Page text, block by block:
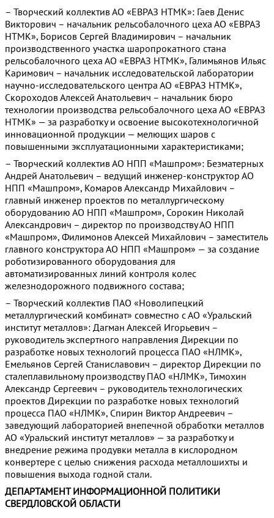
– Творческий коллектив АО «ЕВРАЗ НТМК»: Гаев Денис
Викторович – начальник рельсобалочного цеха АО «ЕВРАЗ
НТМК», Борисов Сергей Владимирович – начальник
производственного участка шаропрокатного стана
рельсобалочного цеха АО «ЕВРАЗ НТМК», Галимьянов Ильяс
Каримович – начальник исследовательской лаборатории
научно-исследовательского центра АО «ЕВРАЗ НТМК»,
Скороходов Алексей Анатольевич – начальник бюро
технологии производства рельсобалочного цеха АО «ЕВРАЗ
НТМК» — за разработку и освоение высокотехнологичной
инновационной продукции — мелющих шаров с
повышенными эксплуатационными характеристиками;
– Творческий коллектив АО НПП «Машпром»: Безматерных
Андрей Анатольевич – ведущий инженер-конструктор АО
НПП «Машпром», Комаров Александр Михайлович –
главный инженер проектов по металлургическому
оборудованию АО НПП «Машпром», Сорокин Николай
Александрович – директор по производству АО НПП
«Машпром», Филимонов Алексей Михайлович – заместитель
главного конструктора АО НПП «Машпром» — за создание
роботизированного оборудования для
автоматизированных линий контроля колес
железнодорожного подвижного состава;
– Творческий коллектив ПАО «Новолипецкий
металлургический комбинат» совместно с АО «Уральский
институт металлов»: Дагман Алексей Игорьевич –
руководитель экспертного направления Дирекции по
разработке новых технологий процесса ПАО «НЛМК»,
Емельянов Сергей Станиславович – директор Дирекции по
сталеплавильному производству ПАО «НЛМК», Тимохин
Александр Сергеевич – руководитель технологических
проектов Дирекции по разработке новых технологий
процесса ПАО «НЛМК», Спирин Виктор Андреевич –
заведующий лабораторией внепечной обработки металлов
АО «Уральский институт металлов» — за разработку и
внедрение режима продувки металла в кислородном
конвертере с целью снижения расхода металлошихты и
повышения выхода годной стали.
ДЕПАРТАМЕНТ ИНФОРМАЦИОННОЙ ПОЛИТИКИ
СВЕРДЛОВСКОЙ ОБЛАСТИ